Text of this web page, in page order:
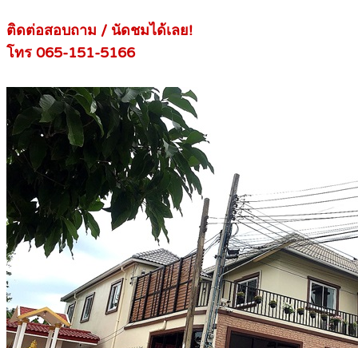
ติดต่อสอบถาม / นัดชมได้เลย!
โทร 065-151-5166